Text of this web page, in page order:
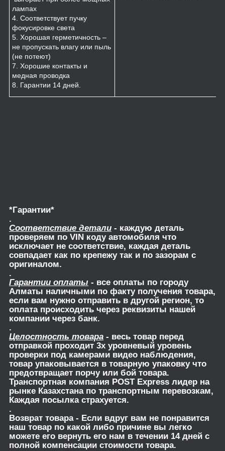
лампах
4. Соответствует пучку
фокусировке света
5. Хорошая герметичность –
не пропускать влагу или пыль
(не потеют)
7. Хорошие контакты и
медная проводка
8. Гарантии 14 дней.
*Гарантии*
.
Соответствие детали - каждую деталь
проверяем по VIN коду автомобиля что
исключает не соответствие, каждая деталь
совпадает как по крепежу так и по зазорам с
оригиналом.
.
Гарантии оплаты - все оплаты по городу
Алматы наличными по факту получения товара,
если вам нужно отправить в другой регион, то
оплата происходить через реквизиты нашей
компании через банк.
.
Целостность товара - весь товар перед
отправкой проходит 3х уровневый уровень
проверки под камерами видео наблюдения,
товар упаковывается в товарную упаковку что
предотвращает порчу или бой товара.
Транспортная компания POST Express лидер на
рынке Казахстана по транспортным перевозкам,
Каждая посылка страхуется.
.
Возврат товара- Если вдруг вам не понравится
наш товар по какой либо причине вы легко
можете его вернуть его нам в течении 14 дней с
полной компенсации стоимости товара.